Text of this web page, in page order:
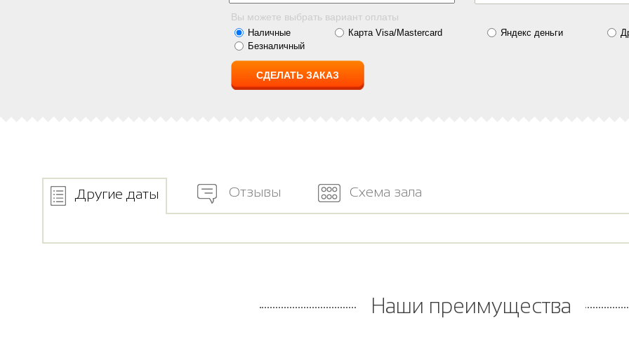
Вы можете выбрать вариант оплаты
Наличные Карта Visa/Mastercard Яндекс деньги
Безналичный
Другие даты Отзывы Схема зала
Наши преимущества